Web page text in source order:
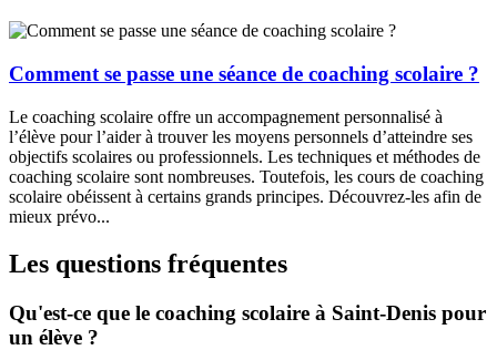
Comment se passe une séance de coaching scolaire ?
Le coaching scolaire offre un accompagnement personnalisé à
l’élève pour l’aider à trouver les moyens personnels d’atteindre ses
objectifs scolaires ou professionnels. Les techniques et méthodes de
coaching scolaire sont nombreuses. Toutefois, les cours de coaching
scolaire obéissent à certains grands principes. Découvrez-les afin de
mieux prévo...
Les questions fréquentes
Qu'est-ce que le coaching scolaire à Saint-Denis pour
un élève ?